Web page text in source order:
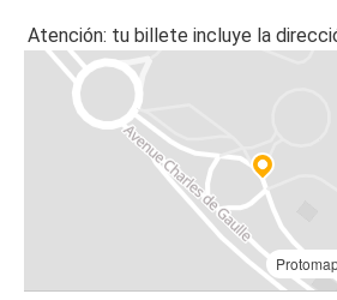
Atención: tu billete incluye la